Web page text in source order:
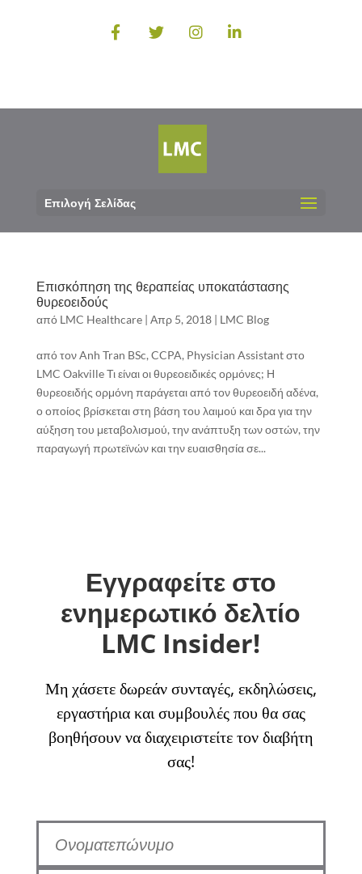
Επιλογή Σελίδας
Επισκόπηση της θεραπείας υποκατάστασης
θυρεοειδούς
από LMC Healthcare| Απρ 5, 2018| LMC Blog
από τον Anh Tran BSc, CCPA, Physician Assistant στο
LMC Oakville Τι είναι οι θυρεοειδικές ορμόνες; Η
θυρεοειδής ορμόνη παράγεται από τον θυρεοειδή αδένα,
ο οποίος βρίσκεται στη βάση του λαιμού και δρα για την
αύξηση του μεταβολισμού, την ανάπτυξη των οστών, την
παραγωγή πρωτεϊνών και την ευαισθησία σε...
Εγγραφείτε στο
ενημερωτικό δελτίο
LMC Insider!
Μη χάσετε δωρεάν συνταγές, εκδηλώσεις,
εργαστήρια και συμβουλές που θα σας
βοηθήσουν να διαχειριστείτε τον διαβήτη
σας!